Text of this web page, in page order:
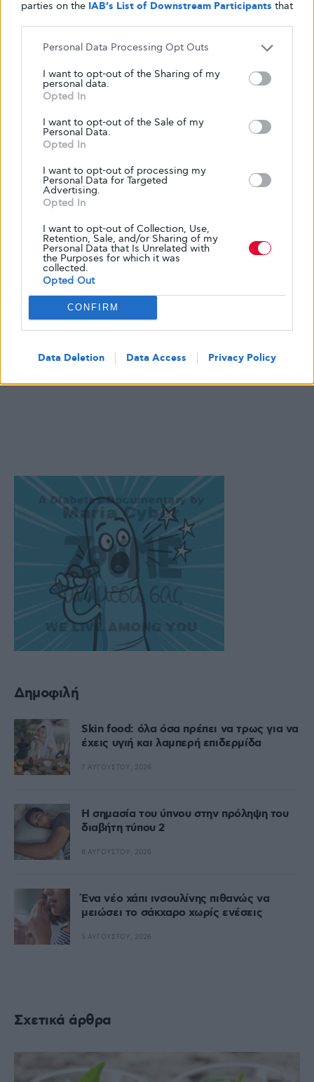
parties on the IAB’s List of Downstream Participants that
Personal Data Processing Opt Outs
I want to opt-out of the Sharing of my
personal data.
Opted In
I want to opt-out of the Sale of my
Personal Data.
Opted In
I want to opt-out of processing my
Personal Data for Targeted
Advertising.
Opted In
I want to opt-out of Collection, Use,
Retention, Sale, and/or Sharing of my
Personal Data that Is Unrelated with
the Purposes for which it was
collected.
Opted Out
CONFIRM
Data Deletion Data Access Privacy Policy
Δημοφιλή
Skin food: όλα όσα πρέπει να τρως για να
έχεις υγιή και λαμπερή επιδερμίδα
7 ΑΥΓΟΎΣΤΟΥ, 2026
Η σημασία του ύπνου στην πρόληψη του
διαβήτη τύπου 2
6 ΑΥΓΟΎΣΤΟΥ, 2026
Ένα νέο χάπι ινσουλίνης πιθανώς να
μειώσει το σάκχαρο χωρίς ενέσεις
5 ΑΥΓΟΎΣΤΟΥ, 2026
Σχετικά άρθρα